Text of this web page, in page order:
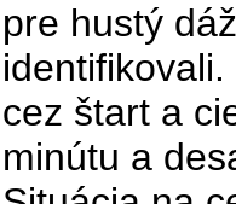
pre hustý
cez štart a
minútu a